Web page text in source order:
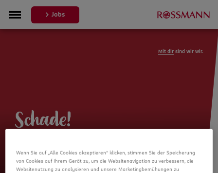
Jobs
Mit dir sind wir wir.
Schade!
mehr verfügbar
Wenn Sie auf „Alle Cookies akzeptieren“ klicken, stimmen Sie der Speicherung
von Cookies auf Ihrem Gerät zu, um die Websitenavigation zu verbessern, die
Websitenutzung zu analysieren und unsere Marketingbemühungen zu